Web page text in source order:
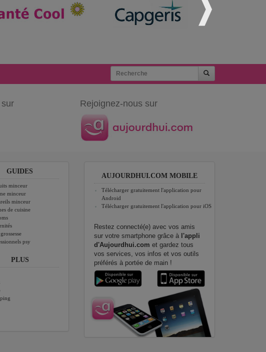
Rejoignez-nous sur
GUIDES
minceur
minceur
minceur
de cuisine
psy
PLUS
AUJOURDHUI.COM MOBILE
Télécharger gratuitement l'application pour
Android
Télécharger gratuitement l'application pour iOS
Restez connecté(e) avec vos amis
sur votre smartphone grâce à l'appli
d'Aujourdhui.com et gardez tous
vos services, vos infos et vos outils
préférés à portée de main !